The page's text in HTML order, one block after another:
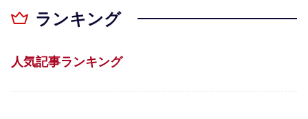
ランキング
人気記事ランキング